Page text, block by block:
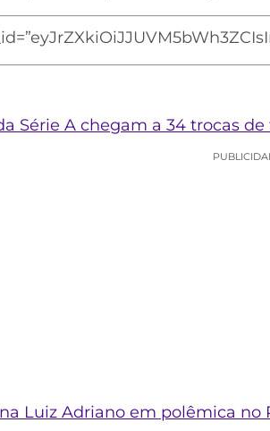
Série A chegam a 34 trocas
Luiz Adriano em polêmica no